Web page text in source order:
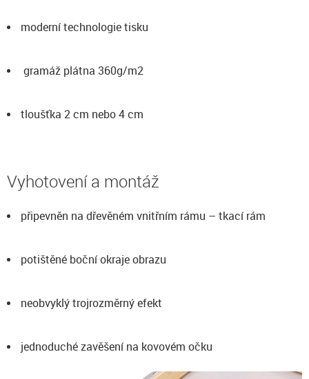
moderní technologie tisku
gramáž plátna 360g/m2
tloušťka 2 cm nebo 4 cm
Vyhotovení a montáž
připevněn na dřevěném vnitřním rámu – tkací rám
potištěné boční okraje obrazu
neobvyklý trojrozměrný efekt
jednoduché zavěšení na kovovém očku